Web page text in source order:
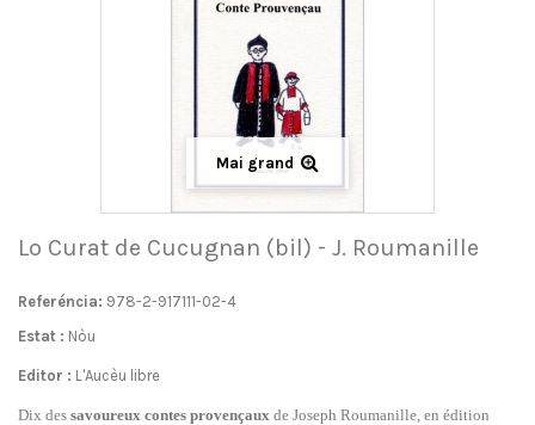
Mai grand
Lo Curat de Cucugnan (bil) - J. Roumanille
Referéncia: 978-2-917111-02-4
Estat : Nòu
Editor : L'Aucèu libre
Dix des savoureux contes provençaux de Joseph Roumanille, en édition